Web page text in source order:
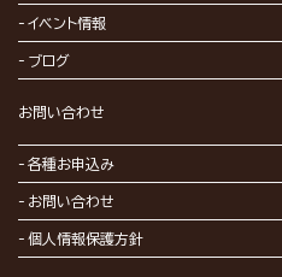
イベント情報
ブログ
お問い合わせ
各種お申込み
お問い合わせ
個人情報保護方針